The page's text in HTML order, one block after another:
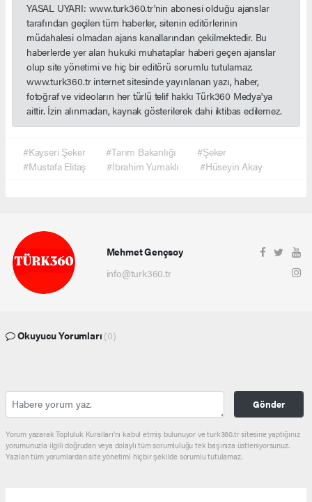
YASAL UYARI: www.turk360.tr'nin abonesi olduğu ajanslar
tarafından geçilen tüm haberler, sitenin editörlerinin
müdahalesi olmadan ajans kanallarından çekilmektedir. Bu
haberlerde yer alan hukuki muhataplar haberi geçen ajanslar
olup site yönetimi ve hiç bir editörü sorumlu tutulamaz.
www.turk360.tr internet sitesinde yayınlanan yazı, haber,
fotoğraf ve videoların her türlü telif hakkı Türk360 Medya'ya
aittir. İzin alınmadan, kaynak gösterilerek dahi iktibas edilemez.
#Kayseri Şeker #Tarım Bakanlığı
#Şeker
#Mustafa Elitaş
#İbrahim Yumaklı #Hüseyin Akay
Mehmet Gençsoy
info@turk360.tr
Okuyucu Yorumları (0)
Gönder
Yorum yazarak Topluluk Kuralları’nı kabul etmiş bulunuyor ve turk360.tr sitesine yaptığınız
yorumunuzla ilgili doğrudan veya dolaylı tüm sorumluluğu tek başınıza üstleniyorsunuz.
Yazılan tüm yorumlardan site yönetimi hiçbir şekilde sorumlu tutulamaz.